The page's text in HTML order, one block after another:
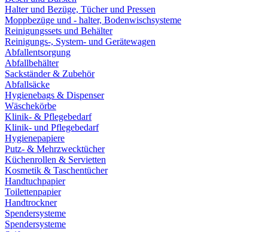
Halter und Bezüge, Tücher und Pressen
Moppbezüge und - halter, Bodenwischsysteme
Reinigungssets und Behälter
Reinigungs-, System- und Gerätewagen
Abfallentsorgung
Abfallbehälter
Sackständer & Zubehör
Abfallsäcke
Hygienebags & Dispenser
Wäschekörbe
Klinik- & Pflegebedarf
Klinik- und Pflegebedarf
Hygienepapiere
Putz- & Mehrzwecktücher
Küchenrollen & Servietten
Kosmetik & Taschentücher
Handtuchpapier
Toilettenpapier
Handtrockner
Spendersysteme
Spendersysteme